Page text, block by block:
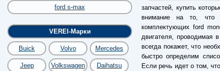
ford s-max
VEREI-Марки
Buick Volvo Mercedes
Jeep Volkswagen Daihatsu
запчастей, купить
внимание на то, что
комплектующих ford
двигателя, проводимая
всегда покажет, что
быстро определим
Если речь идет о том,